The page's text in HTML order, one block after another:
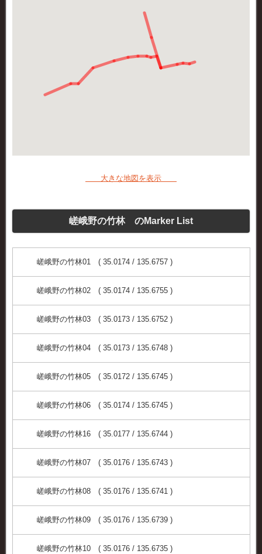
大きな地図を表示
嵯峨野の竹林 のMarker List
嵯峨野の竹林01 ( 35.0174 / 135.6757 )
嵯峨野の竹林02 ( 35.0174 / 135.6755 )
嵯峨野の竹林03 ( 35.0173 / 135.6752 )
嵯峨野の竹林04 ( 35.0173 / 135.6748 )
嵯峨野の竹林05 ( 35.0172 / 135.6745 )
嵯峨野の竹林06 ( 35.0174 / 135.6745 )
嵯峨野の竹林16 ( 35.0177 / 135.6744 )
嵯峨野の竹林07 ( 35.0176 / 135.6743 )
嵯峨野の竹林08 ( 35.0176 / 135.6741 )
嵯峨野の竹林09 ( 35.0176 / 135.6739 )
嵯峨野の竹林10 ( 35.0176 / 135.6735 )